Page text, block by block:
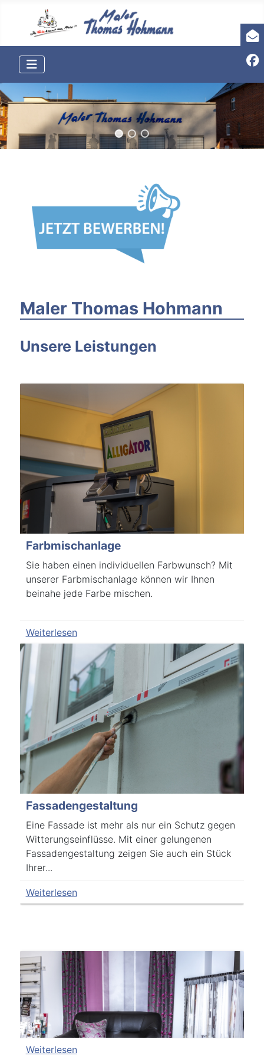
Maler Thomas Hohmann
Unsere Leistungen
Farbmischanlage
Sie haben einen individuellen Farbwunsch? Mit
unserer Farbmischanlage können wir Ihnen
beinahe jede Farbe mischen.
Weiterlesen
Fassadengestaltung
Eine Fassade ist mehr als nur ein Schutz gegen
Witterungseinflüsse. Mit einer gelungenen
Fassadengestaltung zeigen Sie auch ein Stück
Ihrer...
Weiterlesen
Weiterlesen